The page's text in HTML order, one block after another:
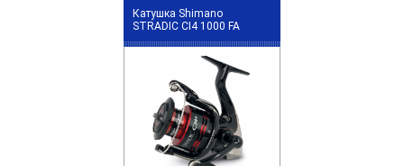
Катушка Shimano
STRADIC CI4 1000 FA